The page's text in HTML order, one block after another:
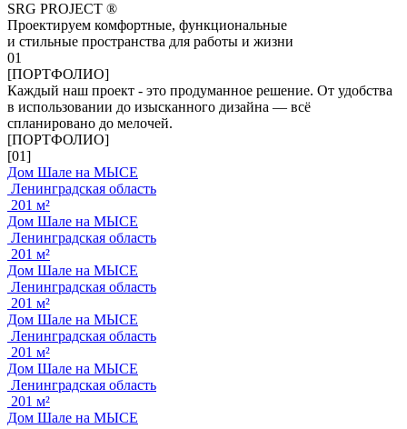
SRG PROJECT ®
Проектируем комфортные, функциональные
и стильные пространства для работы и жизни
01
[ПОРТФОЛИО]
Каждый наш проект - это продуманное решение. От удобства
в использовании до изысканного дизайна — всё
спланировано до мелочей.
[ПОРТФОЛИО]
[01]
Дом Шале на МЫСЕ
Ленинградская область
201 м²
Дом Шале на МЫСЕ
Ленинградская область
201 м²
Дом Шале на МЫСЕ
Ленинградская область
201 м²
Дом Шале на МЫСЕ
Ленинградская область
201 м²
Дом Шале на МЫСЕ
Ленинградская область
201 м²
Дом Шале на МЫСЕ